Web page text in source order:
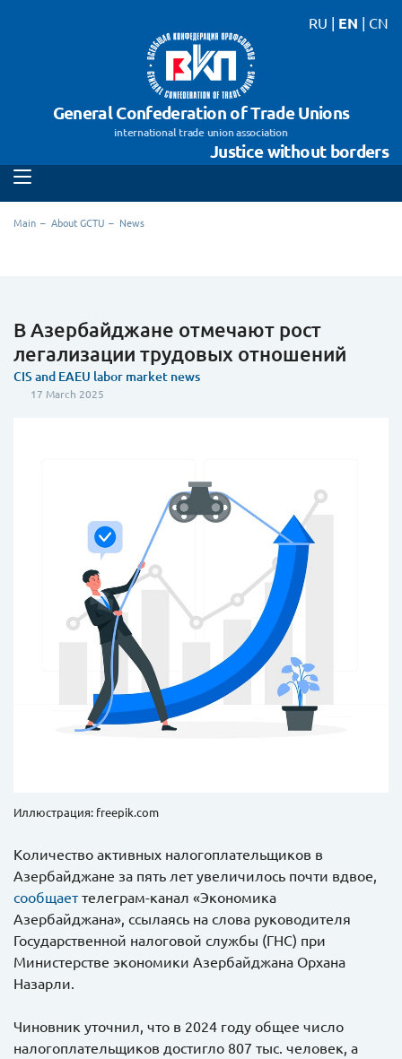
General Confederation of Trade Unions
international trade union association
Justice without borders
RU | EN | CN
Main About GCTU News
В Азербайджане отмечают рост
легализации трудовых отношений
CIS and EAEU labor market news
17 March 2025
Иллюстрация: freepik.com
Количество активных налогоплательщиков в
Азербайджане за пять лет увеличилось почти вдвое,
сообщаеттелеграм-канал «Экономика
Азербайджана», ссылаясь на слова руководителя
Государственной налоговой службы (ГНС) при
Министерстве экономики Азербайджана Орхана
Назарли.
Чиновник уточнил, что в 2024 году общее число
налогоплательщиков достигло 807 тыс. человек, а